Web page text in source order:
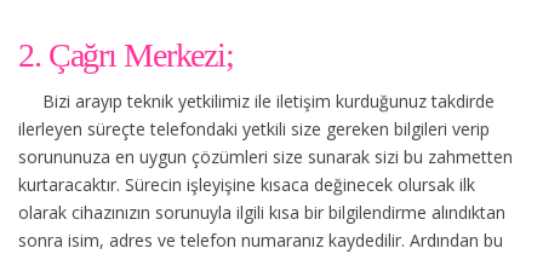
2. Çağrı Merkezi;
Bizi arayıp teknik yetkilimiz ile iletişim kurduğunuz takdirde
ilerleyen süreçte telefondaki yetkili size gereken bilgileri verip
sorununuza en uygun çözümleri size sunarak sizi bu zahmetten
kurtaracaktır. Sürecin işleyişine kısaca değinecek olursak ilk
olarak cihazınızın sorunuyla ilgili kısa bir bilgilendirme alındıktan
sonra isim, adres ve telefon numaranız kaydedilir. Ardından bu